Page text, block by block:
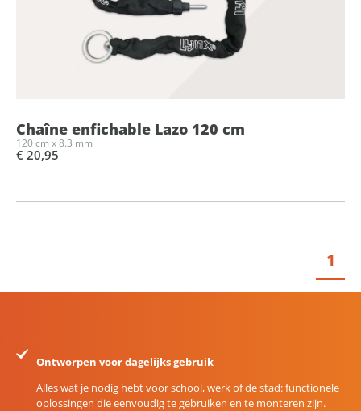
Chaîne enfichable Lazo 120 cm
120 cm x 8.3 mm
€ 20,95
1
Ontworpen voor dagelijks gebruik
Alles wat je nodig hebt voor school, werk of de stad: functionele
oplossingen die eenvoudig te gebruiken en te monteren zijn.